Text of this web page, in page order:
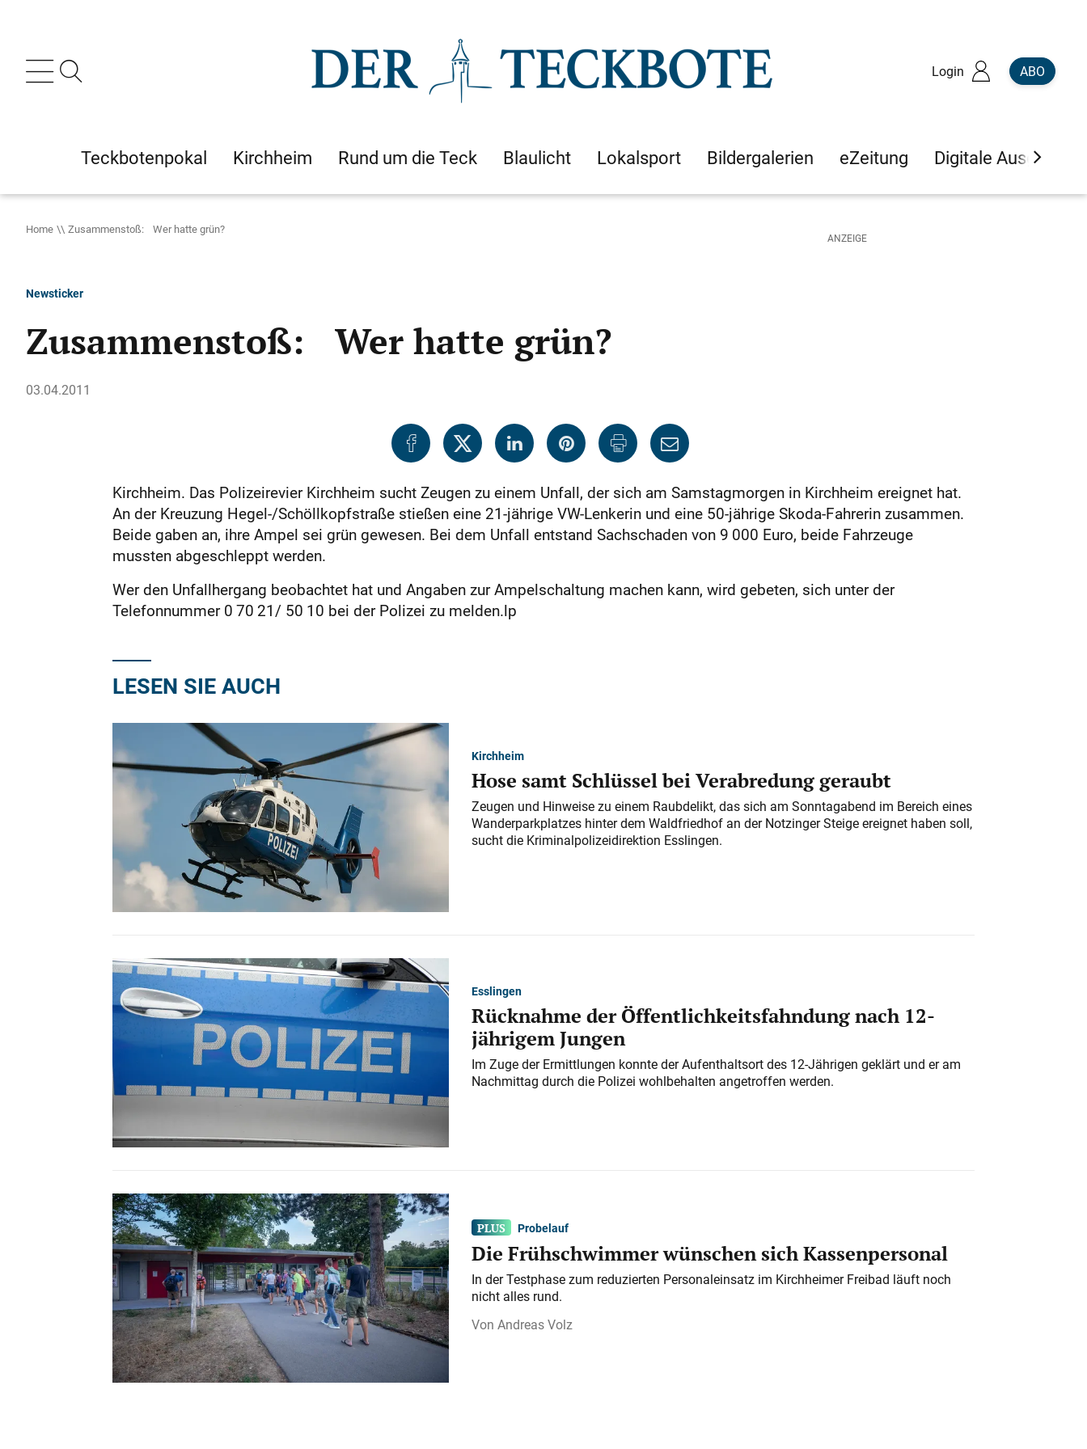
Login ABO
Teckbotenpokal Kirchheim Rund um die Teck Blaulicht Lokalsport Bildergalerien eZeitung Digitale Ausgaben
Home Zusammenstoß: Wer hatte grün?
Newsticker
Zusammenstoß: Wer hatte grün?
03.04.2011
Kirchheim. Das Polizeirevier Kirchheim sucht Zeugen zu einem Unfall, der sich am Samstagmorgen in Kirchheim ereignet hat.
An der Kreuzung Hegel-/Schöllkopfstraße stießen eine 21-jährige VW-Lenkerin und eine 50-jährige Skoda-Fahrerin zusammen.
Beide gaben an, ihre Ampel sei grün gewesen. Bei dem Unfall entstand Sachschaden von 9 000 Euro, beide Fahrzeuge
mussten abgeschleppt werden.
Wer den Unfallhergang beobachtet hat und Angaben zur Ampelschaltung machen kann, wird gebeten, sich unter der
Telefonnummer 0 70 21/ 50 10 bei der Polizei zu melden.lp
LESEN SIE AUCH
Kirchheim
Hose samt Schlüssel bei Verabredung geraubt
Zeugen und Hinweise zu einem Raubdelikt, das sich am Sonntagabend im Bereich eines
Wanderparkplatzes hinter dem Waldfriedhof an der Notzinger Steige ereignet haben soll,
sucht die Kriminalpolizeidirektion Esslingen.
Esslingen
Rücknahme der Öffentlichkeitsfahndung nach 12-
jährigem Jungen
Im Zuge der Ermittlungen konnte der Aufenthaltsort des 12-Jährigen geklärt und er am
Nachmittag durch die Polizei wohlbehalten angetroffen werden.
Probelauf
Die Frühschwimmer wünschen sich Kassenpersonal
In der Testphase zum reduzierten Personaleinsatz im Kirchheimer Freibad läuft noch
nicht alles rund.
Andreas Volz